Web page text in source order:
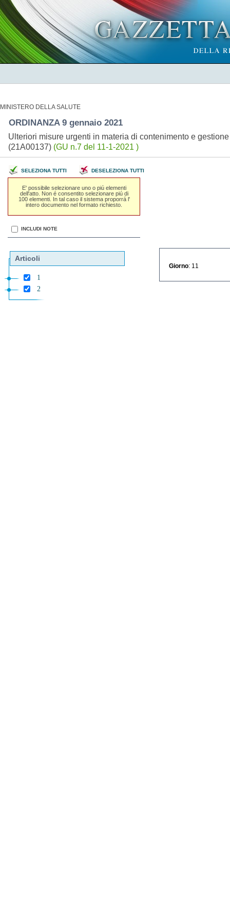
MINISTERO DELLA SALUTE
ORDINANZA 9 gennaio 2021
Ulteriori misure urgenti in materia di contenimento e
(21A00137) (GU n.7 del 11-1-2021 )
SELEZIONA TUTTI DESELEZIONA TUTTI
E' possibile selezionare uno o piú elementi
dell'atto. Non é consentito selezionare piú di
100 elementi. In tal caso il sistema proporrá l'
intero documento nel formato richiesto.
INCLUDI NOTE
Articoli
1
2
Giorno : 11